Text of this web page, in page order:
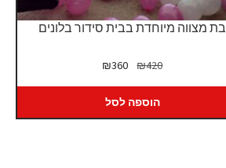
בת מצווה מיוחדת בבית סידור בלונים
₪420
המחיר
היה:
₪420.
₪360
₪360.
הוספה לסל